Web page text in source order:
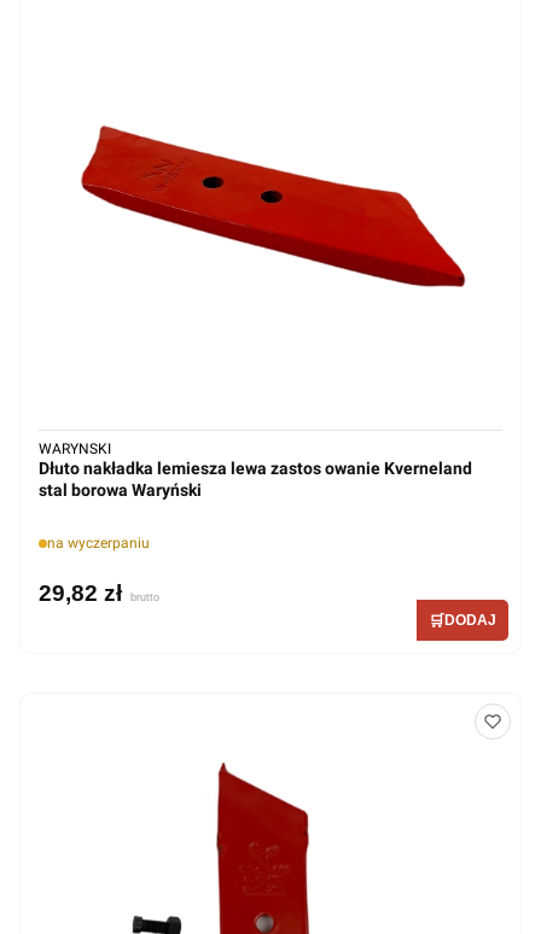
Dłuto nakładka lemiesza lewa zastos owanie Kverneland
stal borowa Waryński
na wyczerpaniu
WARYNSKI
29,82 zł